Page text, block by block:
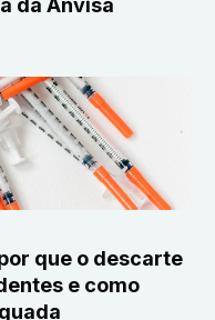
da Anvisa
que o descarte
e como